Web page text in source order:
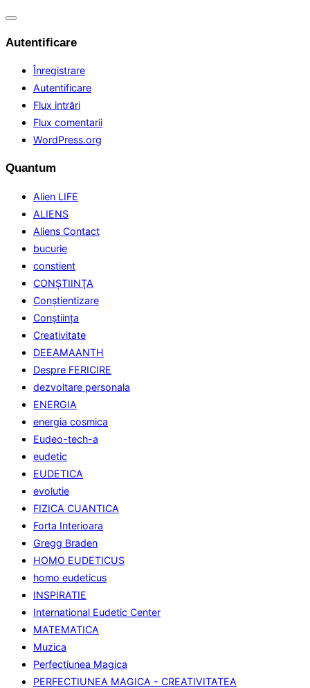
Comută
Autentificare
Înregistrare
Autentificare
Flux intrări
Flux comentarii
WordPress.org
Quantum
Alien LIFE
ALIENS
Aliens Contact
bucurie
constient
CONŞTIINŢA
Conştientizare
Conştiinţa
Creativitate
DEEAMAANTH
Despre FERICIRE
dezvoltare personala
ENERGIA
energia cosmica
Eudeo-tech-a
eudetic
EUDETICA
evolutie
FIZICA CUANTICA
Forta Interioara
Gregg Braden
HOMO EUDETICUS
homo eudeticus
INSPIRATIE
International Eudetic Center
MATEMATICA
Muzica
Perfectiunea Magica
PERFECTIUNEA MAGICA - CREATIVITATEA